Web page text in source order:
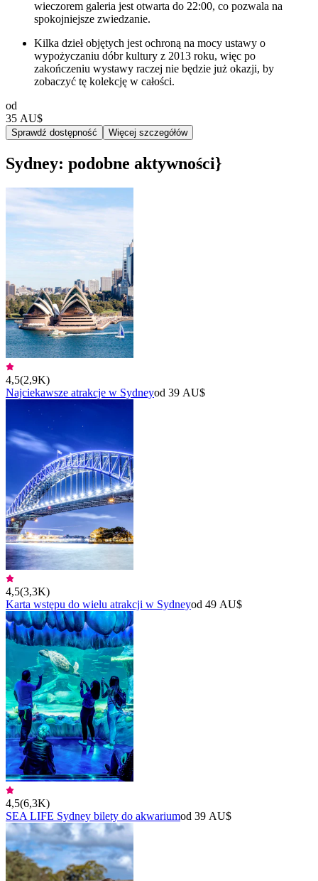
wieczorem galeria jest otwarta do 22:00, co pozwala na
spokojniejsze zwiedzanie.
Kilka dzieł objętych jest ochroną na mocy ustawy o
wypożyczaniu dóbr kultury z 2013 roku, więc po
zakończeniu wystawy raczej nie będzie już okazji, by
zobaczyć tę kolekcję w całości.
od
35 AU$
Sprawdź dostępność Więcej szczegółów
Sydney: podobne aktywności}
4,5(2,9K)
Najciekawsze atrakcje w Sydneyod 39 AU$
4,5(3,3K)
Karta wstępu do wielu atrakcji w Sydneyod 49 AU$
4,5(6,3K)
SEA LIFE Sydney bilety do akwariumod 39 AU$